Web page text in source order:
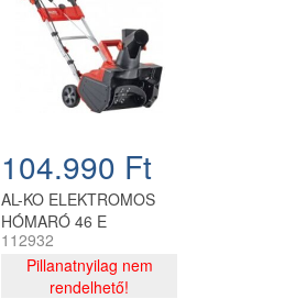
104.990 Ft
AL-KO ELEKTROMOS
HÓMARÓ 46 E
SNOWLINE
112932
Pillanatnyilag nem
rendelhető!